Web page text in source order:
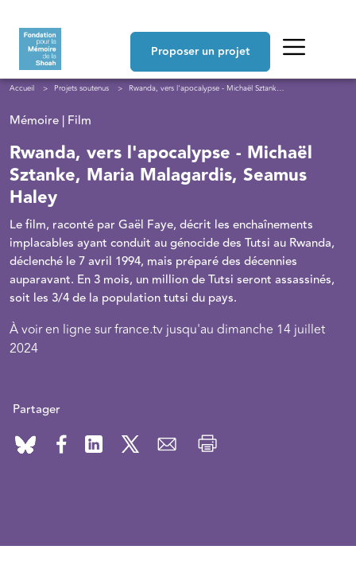
Proposer un projet
Fil d'Ariane
Accueil Projets soutenus Rwanda, vers l'apocalypse - Michaël Sztanke, Maria Malagardis, Seamus Haley
Mémoire | Film
Rwanda, vers l'apocalypse - Michaël
Sztanke, Maria Malagardis, Seamus
Haley
Le film, raconté par Gaël Faye, décrit les enchaînements
implacables ayant conduit au génocide des Tutsi au Rwanda,
déclenché le 7 avril 1994, mais préparé des décennies
auparavant. En 3 mois, un million de Tutsi seront assassinés,
soit les 3/4 de la population tutsi du pays.
À voir en ligne sur france.tv jusqu'au dimanche 14 juillet
2024
Partager